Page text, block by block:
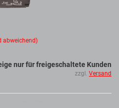
abweichend)
nur für freigeschaltete Kunden
zzgl. Versand